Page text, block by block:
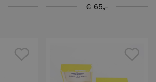
€ 65,-